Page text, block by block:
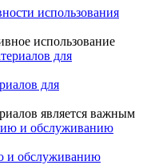
использования
использование
для
является важным
и обслуживанию